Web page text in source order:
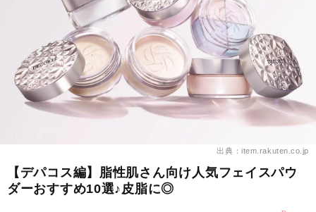
出典：item.rakuten.co.jp
【デパコス編】脂性肌さん向け人気フェイスパウ
ダーおすすめ10選♪皮脂に◎